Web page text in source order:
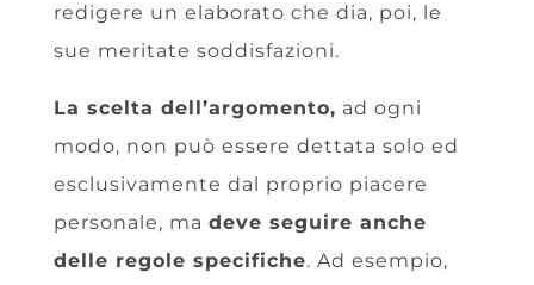
redigere un elaborato che dia, poi, le
sue meritate soddisfazioni.
La scelta dell’argomento, ad ogni
modo, non può essere dettata solo ed
esclusivamente dal proprio piacere
personale, ma deve seguire anche
delle regole specifiche. Ad esempio,